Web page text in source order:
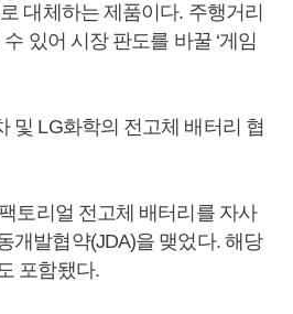
대체하는 제품이다. 주행거리
있어 시장 판도를 바꿀 ‘게임
및 LG화학의 전고체 배터리 협
토리얼 전고체 배터리를 자사
개발협약(JDA)을 맺었다. 해당
포함됐다.